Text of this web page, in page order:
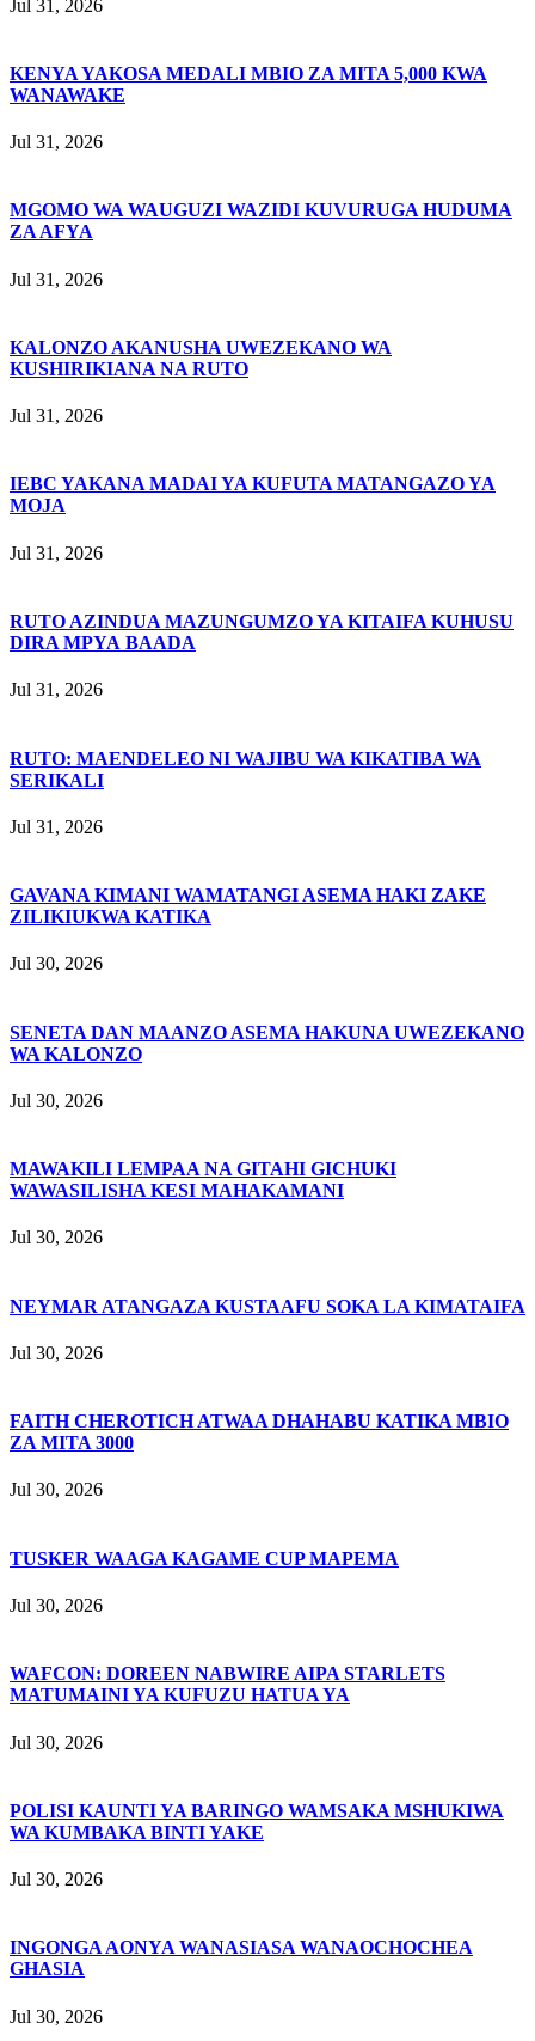
Jul 31, 2026
KENYA YAKOSA MEDALI MBIO ZA MITA 5,000 KWA
WANAWAKE
Jul 31, 2026
MGOMO WA WAUGUZI WAZIDI KUVURUGA HUDUMA
ZA AFYA
Jul 31, 2026
KALONZO AKANUSHA UWEZEKANO WA
KUSHIRIKIANA NA RUTO
Jul 31, 2026
IEBC YAKANA MADAI YA KUFUTA MATANGAZO YA
MOJA
Jul 31, 2026
RUTO AZINDUA MAZUNGUMZO YA KITAIFA KUHUSU
DIRA MPYA BAADA
Jul 31, 2026
RUTO: MAENDELEO NI WAJIBU WA KIKATIBA WA
SERIKALI
Jul 31, 2026
GAVANA KIMANI WAMATANGI ASEMA HAKI ZAKE
ZILIKIUKWA KATIKA
Jul 30, 2026
SENETA DAN MAANZO ASEMA HAKUNA UWEZEKANO
WA KALONZO
Jul 30, 2026
MAWAKILI LEMPAA NA GITAHI GICHUKI
WAWASILISHA KESI MAHAKAMANI
Jul 30, 2026
NEYMAR ATANGAZA KUSTAAFU SOKA LA KIMATAIFA
Jul 30, 2026
FAITH CHEROTICH ATWAA DHAHABU KATIKA MBIO
ZA MITA 3000
Jul 30, 2026
TUSKER WAAGA KAGAME CUP MAPEMA
Jul 30, 2026
WAFCON: DOREEN NABWIRE AIPA STARLETS
MATUMAINI YA KUFUZU HATUA YA
Jul 30, 2026
POLISI KAUNTI YA BARINGO WAMSAKA MSHUKIWA
WA KUMBAKA BINTI YAKE
Jul 30, 2026
INGONGA AONYA WANASIASA WANAOCHOCHEA
GHASIA
Jul 30, 2026